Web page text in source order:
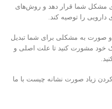
مشکل شما قرار دهد و روش‌های
دارویی را توصیه کند.
صورت به مشکلی برای شما تبدیل
خود مشورت کنید تا علت اصلی و
كردن زياد صورت نشانه چيست با ما